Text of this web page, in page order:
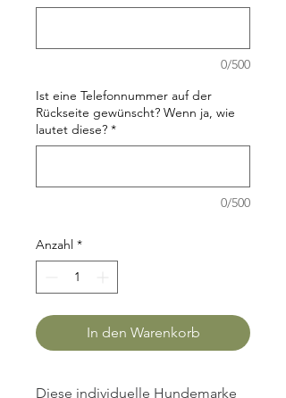
0/500
Ist eine Telefonnummer auf der
Rückseite gewünscht? Wenn ja, wie
lautet diese? *
0/500
Anzahl *
In den Warenkorb
Diese individuelle Hundemarke